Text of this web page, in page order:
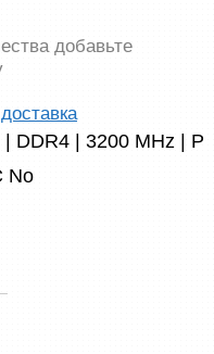
добавьте
DDR4 | 3200 MHz | P
No